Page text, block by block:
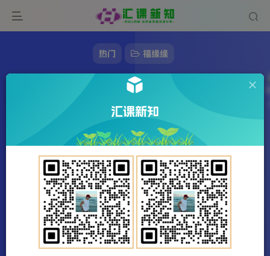
热门 福缘缘
（13428期）实体引流变现课程；抖音商业化
账号创建；爆款短视频打造与发布技巧
2024-11-23
1993
该作者已发布77931篇文章
汇课新知